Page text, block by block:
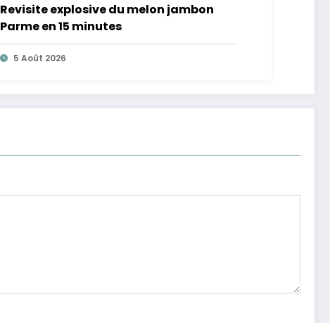
Revisite explosive du melon jambon
Parme en 15 minutes
5 Août 2026